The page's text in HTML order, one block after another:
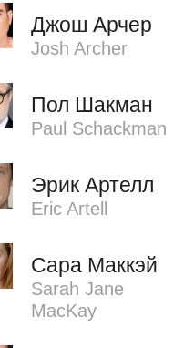
Джош Арчер
Josh Archer
Пол Шакман
Paul Schackman
Эрик Артелл
Eric Artell
Сара Маккэй
Sarah Jane
MacKay